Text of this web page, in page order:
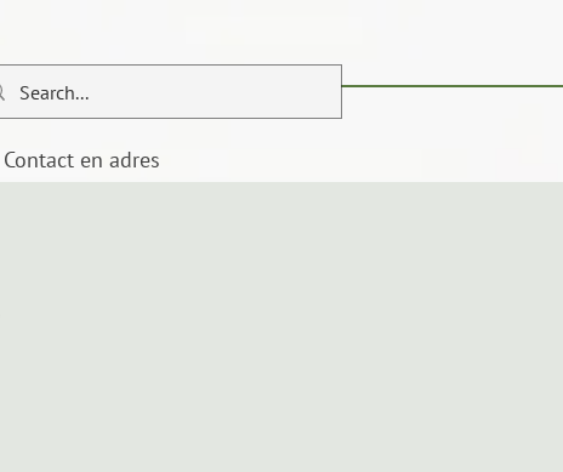
Contact en adres